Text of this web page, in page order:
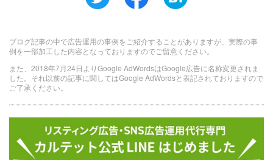
ブログ記事の中で広告運用の事例をご紹介することがありますが、実際の事
例を一部加工した内容となっておりますのでご留意ください。
また、2018年7月24日よりGoogle AdWordsはGoogle広告に名称変更されま
した。それ以前の記事に関してはGoogle AdWordsと表記されておりますので
ご了承ください。